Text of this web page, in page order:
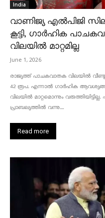
India
വാണിജ്യ എൽപിജി
കൂട്ടി, ഗാർഹിക
വിലയിൽ മാറ്റമില്ല
June 1, 2026
രാജ്യത്ത് പാചകവാതക വിലയിൽ
42 രൂപ. എന്നാൽ ഗാർഹിക
വിലയിൽ മാറ്റമൊന്നും
പ്രാബല്യത്തിൽ വന്നു....
Read more